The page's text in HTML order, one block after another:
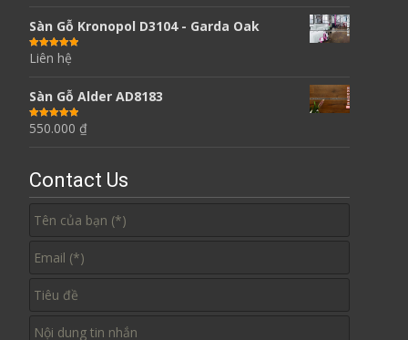
Sàn Gỗ Kronopol D3104 - Garda Oak
Được xếp
hạng 5.00 5
Liên hệ
Sàn Gỗ Alder AD8183
Được xếp
hạng5.005
550.000 ₫
Contact Us